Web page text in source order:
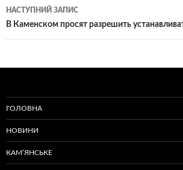
НАСТУПНИЙ ЗАПИС
В Каменском просят разрешить
ГОЛОВНА
НОВИНИ
КАМ’ЯНСЬКЕ